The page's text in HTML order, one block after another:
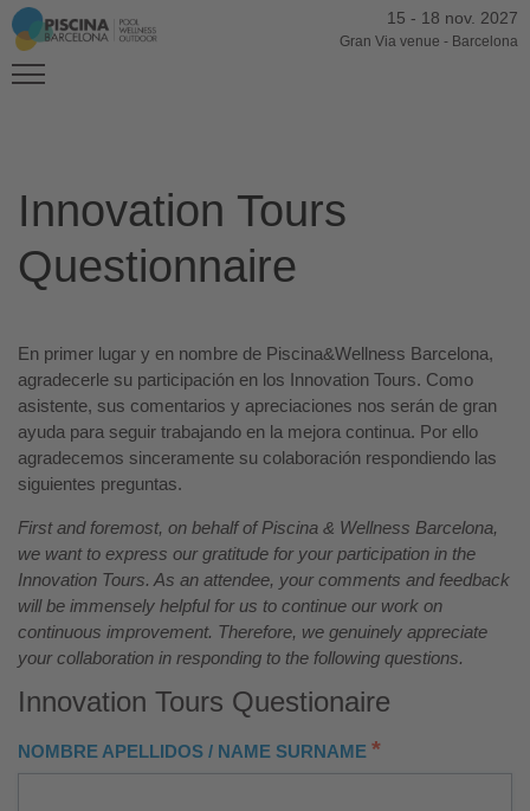
15 - 18 nov. 2027
Gran Via venue - Barcelona
Innovation Tours
Questionnaire
En primer lugar y en nombre de Piscina&Wellness Barcelona,
agradecerle su participación en los Innovation Tours. Como
asistente, sus comentarios y apreciaciones nos serán de gran
ayuda para seguir trabajando en la mejora continua. Por ello
agradecemos sinceramente su colaboración respondiendo las
siguientes preguntas.
First and foremost, on behalf of Piscina & Wellness Barcelona,
we want to express our gratitude for your participation in the
Innovation Tours. As an attendee, your comments and feedback
will be immensely helpful for us to continue our work on
continuous improvement. Therefore, we genuinely appreciate
your collaboration in responding to the following questions.
Innovation Tours Questionaire
NOMBRE APELLIDOS / NAME SURNAME *